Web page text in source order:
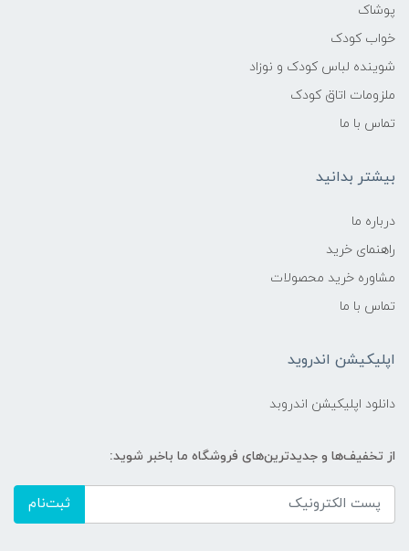
پوشاک
خواب کودک
شوینده لباس کودک و نوزاد
ملزومات اتاق کودک
تماس با ما
بیشتر بدانید
درباره ما
راهنمای خرید
مشاوره خرید محصولات
تماس با ما
اپلیکیشن اندروید
دانلود اپلیکیشن اندروبد
از تخفیف‌ها و جدیدترین‌های فروشگاه ما باخبر شوید:
ثبت‌نام